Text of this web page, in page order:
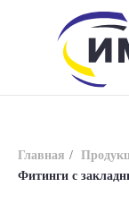
Главная /
Фитинги с